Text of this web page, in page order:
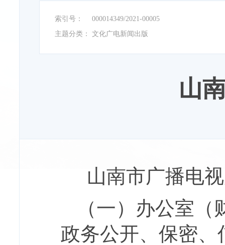
索引号：
000014349/2021-00005
主题分类：
文化广电新闻出版
山
山南市广播电
（一）办公室
政务公开、保密